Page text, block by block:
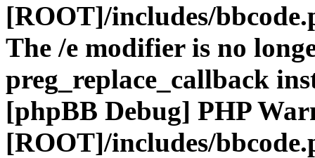
[ROOT]/includes/
The /e modifier is no
preg_replace_callback
[phpBB Debug] PHP
[ROOT]/includes/